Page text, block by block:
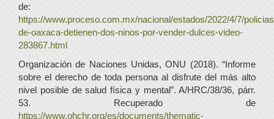
de:
https://www.proceso.com.mx/nacional/estados/2022/4/7/
de-oaxaca-detienen-dos-ninos-por-vender-dulces-video-
283867.html
Organización de Naciones Unidas, ONU (2018). “Informe
sobre el derecho de toda persona al disfrute del más alto
nivel posible de salud física y mental”. A/HRC/38/36, párr.
53. Recuperado de
https://www.ohchr.org/es/documents/thematic-